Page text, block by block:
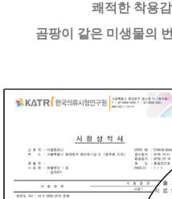
쾌적한 착용
곰팡이 같은 미생물의